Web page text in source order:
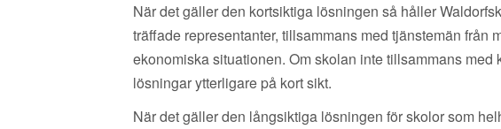
När det gäller den kortsiktiga lösningen så håller
träffade representanter, tillsammans med tjänstemän
ekonomiska situationen. Om skolan inte tillsammans
lösningar ytterligare på kort sikt.
När det gäller den långsiktiga lösningen för skolor som